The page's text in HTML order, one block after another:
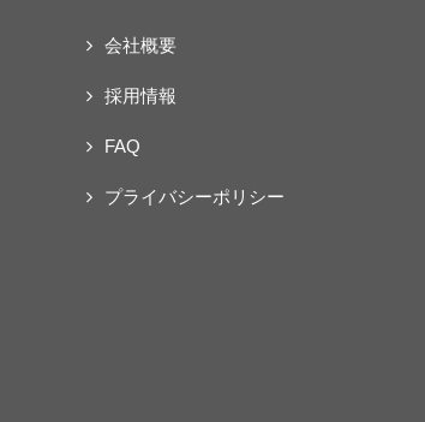
会社概要
採用情報
FAQ
プライバシーポリシー